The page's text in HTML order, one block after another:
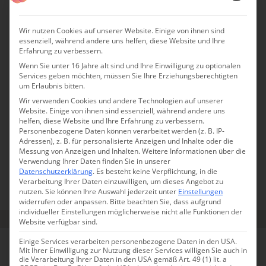
Die Costa Blanca: Mehr als Meer und
endlose Strände
Faszinierende Naturschönheiten, spektakulärer Meerblick,
malerische Weinberge, verlockende Fischerdörfer und
pittoreske Städte: Die Costa Blanca ist ein wunderbares
Urlaubsziel!
COSTA BLANCA
TOP 5 REISETIPPS
Wir nutzen Cookies auf unserer Website. Einige von ihnen sind
essenziell, während andere uns helfen, diese Website und Ihre
Erfahrung zu verbessern.
Wenn Sie unter 16 Jahre alt sind und Ihre Einwilligung zu optionalen
Services geben möchten, müssen Sie Ihre Erziehungsberechtigten
um Erlaubnis bitten.
Wir verwenden Cookies und andere Technologien auf unserer
Website. Einige von ihnen sind essenziell, während andere uns
helfen, diese Website und Ihre Erfahrung zu verbessern.
Personenbezogene Daten können verarbeitet werden (z. B. IP-
Adressen), z. B. für personalisierte Anzeigen und Inhalte oder die
Messung von Anzeigen und Inhalten.Weitere Informationen über die
Verwendung Ihrer Daten finden Sie in unserer
Datenschutzerklärung. Es besteht keine Verpflichtung, in die
Verarbeitung Ihrer Daten einzuwilligen, um dieses Angebot zu
nutzen.Sie können Ihre Auswahl jederzeit unter Einstellungen
widerrufen oder anpassen. Bitte beachten Sie, dass aufgrund
individueller Einstellungen möglicherweise nicht alle Funktionen der
Website verfügbar sind.
Einige Services verarbeiten personenbezogene Daten in den USA.
Mit Ihrer Einwilligung zur Nutzung dieser Services willigen Sie auch in
die Verarbeitung Ihrer Daten in den USA gemäß Art. 49 (1) lit. a